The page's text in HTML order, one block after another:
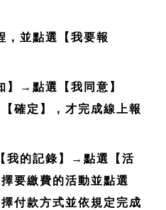
，並點選【我要報
】→點選【我同意】
確定】，才完成線上報
我的記錄】→點選【活
要繳費的活動並點選
擇付款方式並依規定完成